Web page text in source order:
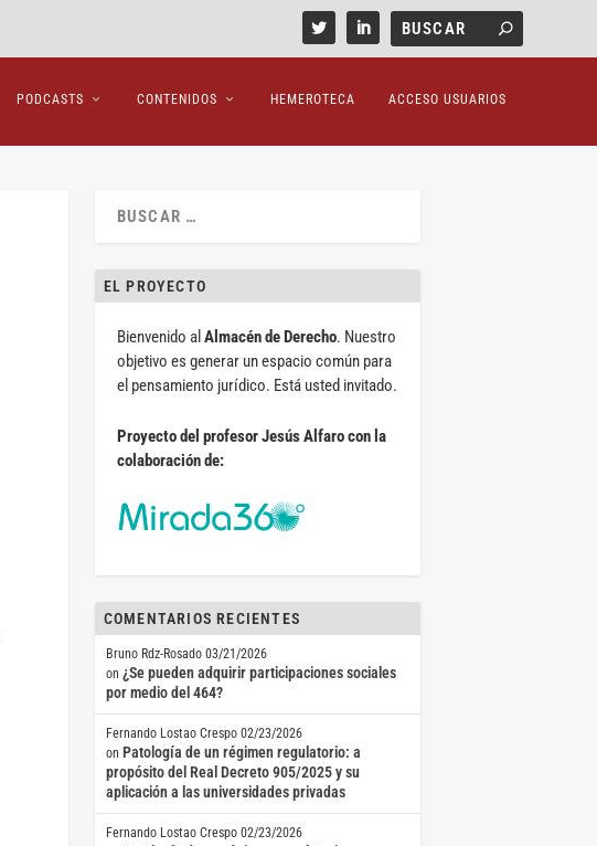
PODCASTS CONTENIDOS HEMEROTECA ACCESO USUARIOS
EL PROYECTO
Bienvenido al Almacén de Derecho. Nuestro
objetivo es generar un espacio común para
el pensamiento jurídico. Está usted invitado.
Proyecto del profesor Jesús Alfaro con la
colaboración de:
COMENTARIOS RECIENTES
Bruno Rdz-Rosado 03/21/2026
on ¿Se pueden adquirir participaciones sociales
por medio del 464?
Fernando Lostao Crespo 02/23/2026
on Patología de un régimen regulatorio: a
propósito del Real Decreto 905/2025 y su
aplicación a las universidades privadas
Fernando Lostao Crespo 02/23/2026